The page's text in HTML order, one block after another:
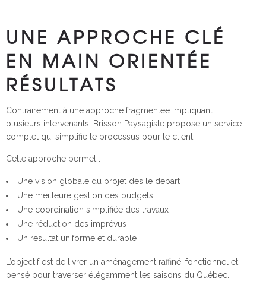
UNE APPROCHE CLÉ
EN MAIN ORIENTÉE
RÉSULTATS
Contrairement à une approche fragmentée impliquant
plusieurs intervenants, Brisson Paysagiste propose un service
complet qui simplifie le processus pour le client.
Cette approche permet :
Une vision globale du projet dès le départ
Une meilleure gestion des budgets
Une coordination simplifiée des travaux
Une réduction des imprévus
Un résultat uniforme et durable
L’objectif est de livrer un aménagement raffiné, fonctionnel et
pensé pour traverser élégamment les saisons du Québec.